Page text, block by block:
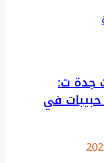
جدة ت:
رش حبيبات في